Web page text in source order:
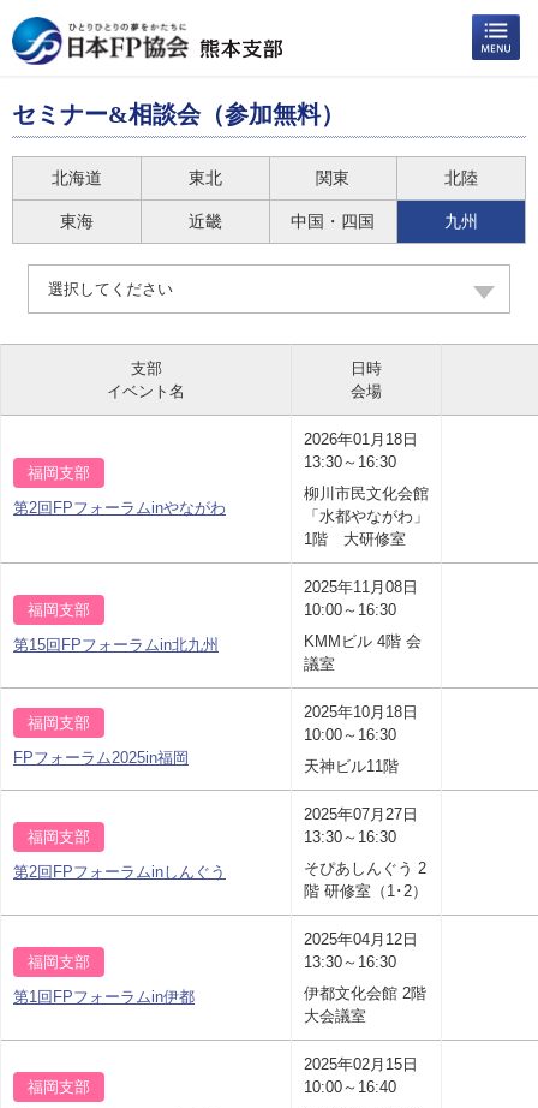
セミナー&相談会（参加無料）
北海道 東北 関東 北陸
東海 近畿 中国・四国 九州
選択してください
支部
イベント名
日時
会場
福岡支部
第2回FPフォーラムinやながわ
2026年01月18日
13:30～16:30
柳川市民文化会館
「水都やながわ」
1階 大研修室
福岡支部
第15回FPフォーラムin北九州
2025年11月08日
10:00～16:30
KMMビル 4階 会
議室
福岡支部
FPフォーラム2025in福岡
2025年10月18日
10:00～16:30
天神ビル11階
福岡支部
第2回FPフォーラムinしんぐう
2025年07月27日
13:30～16:30
そぴあしんぐう 2
階 研修室（1･2）
福岡支部
第1回FPフォーラムin伊都
2025年04月12日
13:30～16:30
伊都文化会館 2階
大会議室
福岡支部
2025年02月15日
10:00～16:40